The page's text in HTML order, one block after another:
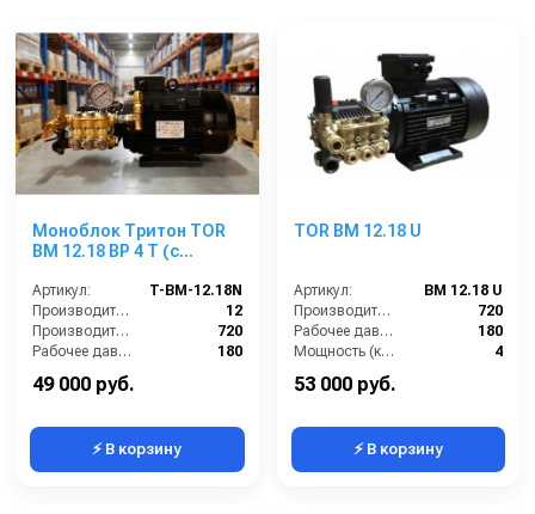
Моноблок Тритон TOR
ВМ 12.18 ВР 4 Т (с
аварийным
регулятором давления
SVL17 170 бар, без
электрики)
Артикул:
T-BM-12.18N
Производительность (л/мин):
12
Производительность (л/ч):
720
Рабочее давление (бар):
180
Мощность (кВт):
49 000 руб.
⚡ В корзину
TOR BM 12.18 U
Артикул:
BM 12.18 U
Производительность (л/ч):
720
Рабочее давление (бар):
180
Мощность (кВт):
4
Электропитание (В):
53 000 руб.
⚡ В корзину